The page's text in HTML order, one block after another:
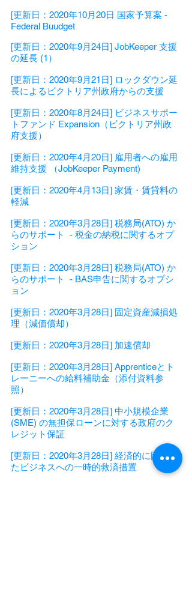
[更新日：2020年10月20日 国家予算案 -
Federal Buudget
[更新日：2020年9月24日] JobKeeper 支援
の延長 (1）
[更新日：2020年9月21日] ロックダウン延
長によるビクトリア州政府からの支援
[更新日：2020年8月24日] ビジネスサポー
トファンド Expansion（ビクトリア州政
府支援）
[更新日：2020年4月20日] 雇用者への雇用
維持支援 （JobKeeper Payment)
[更新日：2020年4月13日] 家賃・賃貸料の
軽減
[更新日：2020年3月28日] 税務局(ATO) か
らのサポート - 税金の納税に関するオプ
ション
[更新日：2020年3月28日] 税務局(ATO) か
らのサポート - BAS申告に関するオプシ
ョン
[更新日：2020年3月28日] 固定資産減損処
理（減価償却）
[更新日：2020年3月28日] 加速償却
[更新日：2020年3月28日] Apprenticeとト
レーニーへの給料補助金（添付資料参
照）
[更新日：2020年3月28日] 中小規模企業
(SME) の無担保ローンに対する政府のク
レジット保証
[更新日：2020年3月28日] 経済的に困窮し
たビジネスへの一時的救済措置